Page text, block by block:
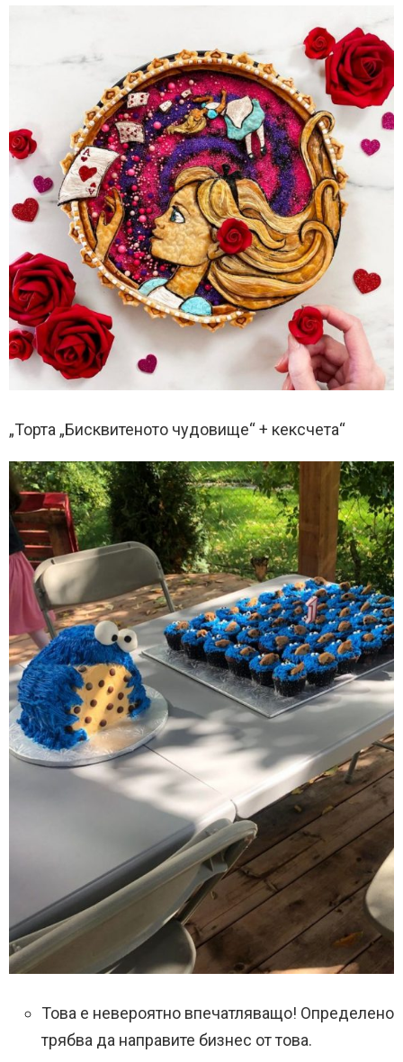
„Торта „Бисквитеното чудовище“ + кексчета“
Това е невероятно впечатляващо! Определено
трябва да направите бизнес от това.